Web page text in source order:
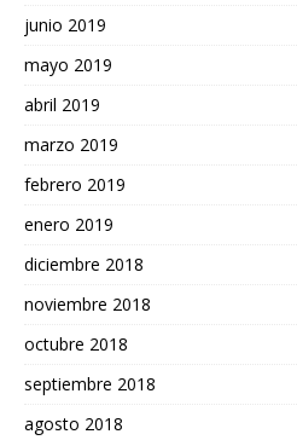
junio 2019
mayo 2019
abril 2019
marzo 2019
febrero 2019
enero 2019
diciembre 2018
noviembre 2018
octubre 2018
septiembre 2018
agosto 2018